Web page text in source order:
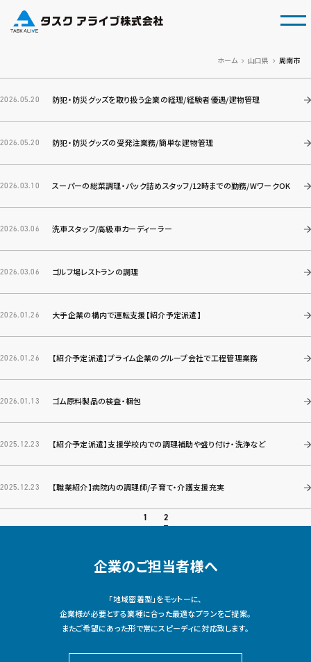
ホーム 山口県 周南市
2026.05.20 防犯・防災グッズを取り扱う企業の経理/経験者優遇/建物管理
2026.05.20 防犯・防災グッズの受発注業務/簡単な建物管理
2026.03.10 スーパーの総菜調理・パック詰めスタッフ/12時までの勤務/WワークOK
2026.03.06 洗車スタッフ/高級車カーディーラー
2026.03.06 ゴルフ場レストランの調理
2026.01.26 大手企業の構内で運転支援【紹介予定派遣】
2026.01.26 【紹介予定派遣】プライム企業のグループ会社で工程管理業務
2026.01.13 ゴム原料製品の検査・梱包
2025.12.23 【紹介予定派遣】支援学校内での調理補助や盛り付け・洗浄など
2025.12.23 【職業紹介】病院内の調理師/子育て・介護支援充実
1 2
企業のご担当者様へ
「地域密着型」をモットーに、
企業様が必要とする業種に合った最適なプランをご提案。
またご希望にあった形で常にスピーディに対応致します。